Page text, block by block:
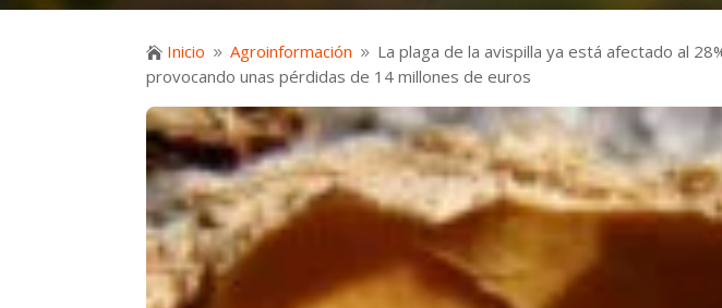
 Inicio 9 Agroinformación 9 La plaga de la avispilla ya está afectado al
provocando unas pérdidas de 14 millones de euros